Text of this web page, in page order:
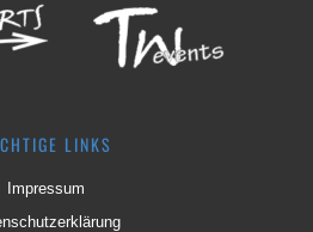
LINKS
Impressum